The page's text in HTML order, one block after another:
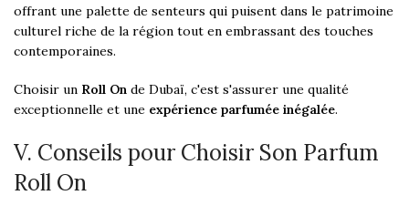
offrant une palette de senteurs qui puisent dans le patrimoine
culturel riche de la région tout en embrassant des touches
contemporaines.
Choisir un Roll On de Dubaï, c'est s'assurer une qualité
exceptionnelle et une expérience parfumée inégalée.
V. Conseils pour Choisir Son Parfum
Roll On